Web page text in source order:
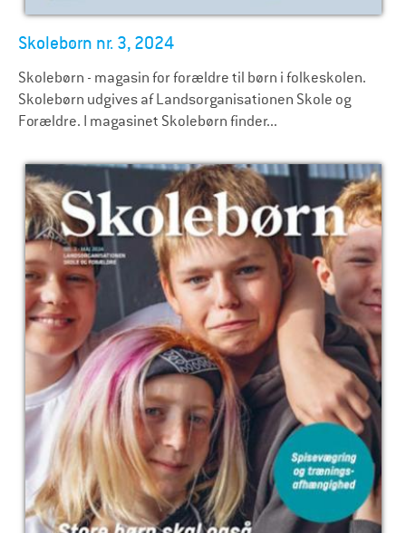
Skolebørn nr. 3, 2024
Skolebørn - magasin for forældre til børn i folkeskolen.
Skolebørn udgives af Landsorganisationen Skole og
Forældre. I magasinet Skolebørn finder...